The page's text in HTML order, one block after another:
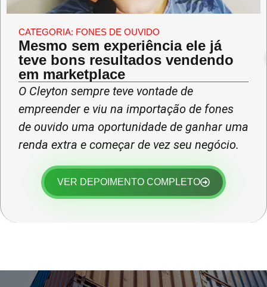
CATEGORIA: FONES DE OUVIDO
Mesmo sem experiência ele já
teve bons resultados vendendo
em marketplace
O Cleyton sempre teve vontade de
empreender e viu na importação de fones
de ouvido uma oportunidade de ganhar uma
renda extra e começar de vez seu negócio.
VER DEPOIMENTO COMPLETO